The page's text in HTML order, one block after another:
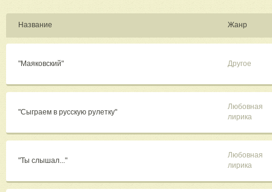
Название Жанр
"Маяковский" Другое
"Сыграем в русскую рулетку"
Любовная
лирика
"Ты слышал..."
Любовная
лирика